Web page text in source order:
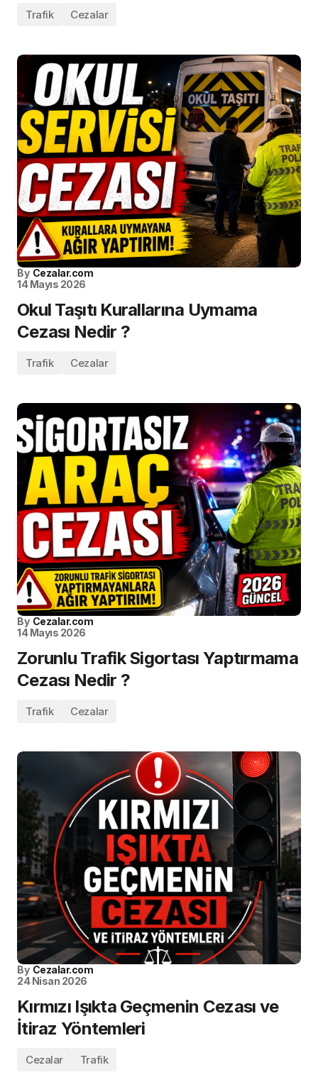
Trafik Cezalar
By Cezalar.com
14 Mayıs 2026
Okul Taşıtı Kurallarına Uymama
Cezası Nedir ?
Trafik Cezalar
By Cezalar.com
14 Mayıs 2026
Zorunlu Trafik Sigortası Yaptırmama
Cezası Nedir ?
Trafik Cezalar
By Cezalar.com
24 Nisan 2026
Kırmızı Işıkta Geçmenin Cezası ve
İtiraz Yöntemleri
Cezalar Trafik